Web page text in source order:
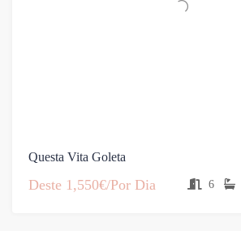
Questa Vita Goleta
Deste 1,550€/Por Dia 6